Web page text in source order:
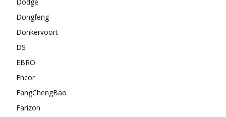
Dongfeng
Donkervoort
DS
EBRO
Encor
FangChengBao
Farizon